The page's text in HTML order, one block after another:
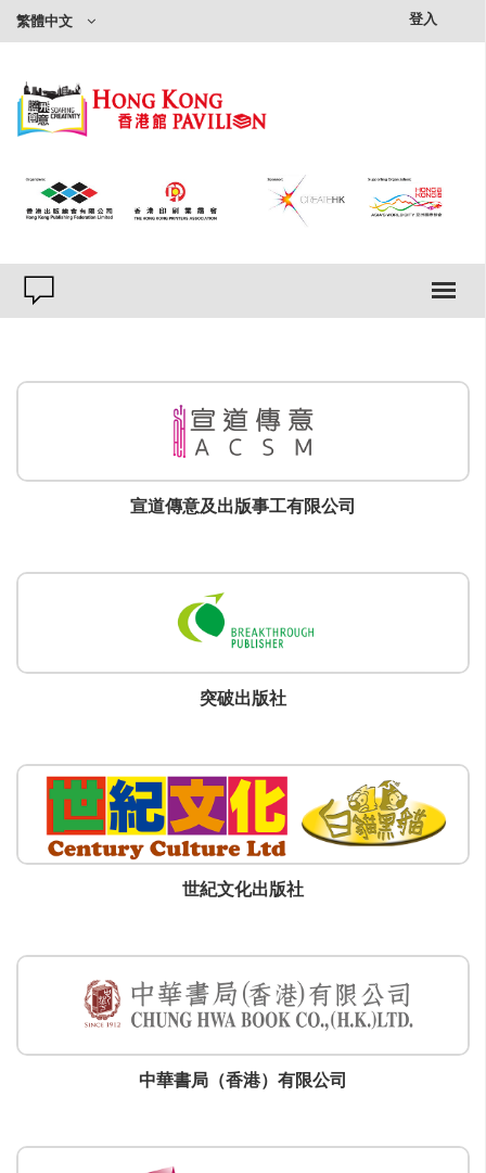
繁體中文 登入×
宣道傳意及出版事工有限公司
突破出版社
世紀文化出版社
中華書局（香港）有限公司